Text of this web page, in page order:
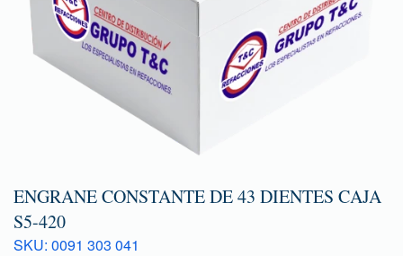
ENGRANE CONSTANTE DE 43 DIENTES CAJA
S5-420
SKU: 0091 303 041